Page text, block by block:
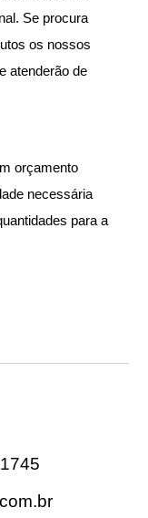
Se procura
os nossos
atenderão de
orçamento
necessária
para a